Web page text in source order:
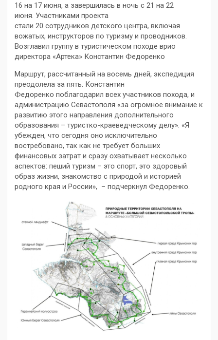
16 на 17 июня, а завершилась в ночь с 21 на 22
июня. Участниками проекта
стали 20 сотрудников детского центра, включая
вожатых, инструкторов по туризму и проводников.
Возглавил группу в туристическом походе врио
директора «Артека» Константин Федоренко
Маршрут, рассчитанный на восемь дней, экспедиция
преодолела за пять. Константин
Федоренко поблагодарил всех участников похода, и
администрацию Севастополя «за огромное внимание к
развитию этого направления дополнительного
образования – туристко-краеведческому делу». «Я
убежден, что сегодня оно исключительно
востребовано, так как не требует больших
финансовых затрат и сразу охватывает несколько
аспектов: пеший туризм – это спорт, это здоровый
образ жизни, знакомство с природой и историей
родного края и России», – подчеркнул Федоренко.